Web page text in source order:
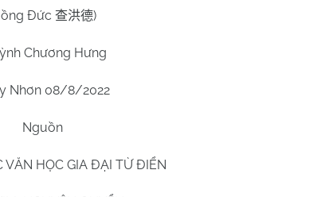
Đức 查洪德)
Chương Hưng
Nhơn 08/8/2022
Nguồn
VĂN HỌC GIA ĐẠI TỪ ĐIỂN